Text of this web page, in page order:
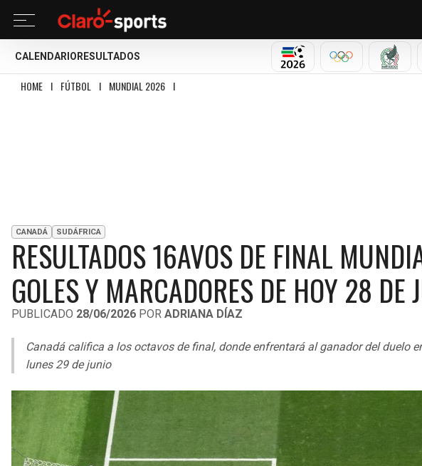
CALENDARIO RESULTADOS
MUNDIAL 2026OLÍMPICOS
HOME I FÚTBOL I MUNDIAL 2026 I
CANADÁ SUDÁFRICA
RESULTADOS 16AVOS DE FINAL
GOLES Y MARCADORES DE HOY 28 DE
PUBLICADO 28/06/2026 POR ADRIANA DÍAZ
Canadá califica a los octavos de final, donde enfrentará al ganador del duelo
lunes 29 de junio